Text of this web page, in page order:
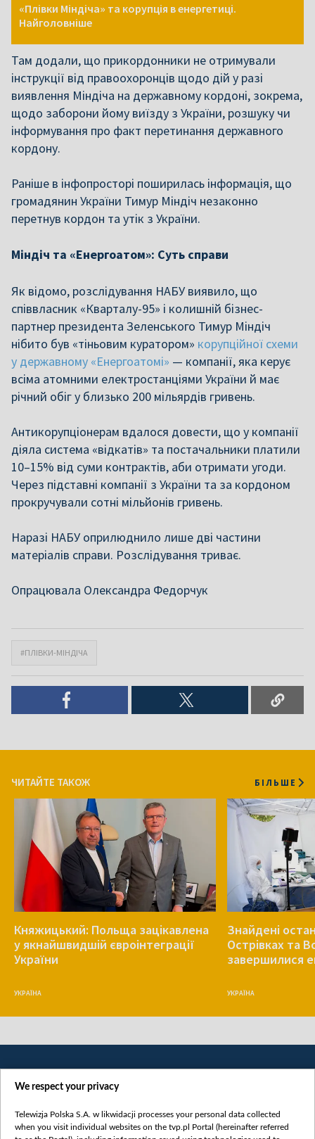
«Плівки Міндіча» та корупція в енергетиці.
Найголовніше
Там додали, що прикордонники не отримували
інструкції від правоохоронців щодо дій у разі
виявлення Міндіча на державному кордоні, зокрема,
щодо заборони йому виїзду з України, розшуку чи
інформування про факт перетинання державного
кордону.
Раніше в інфопросторі поширилась інформація, що
громадянин України Тимур Міндіч незаконно
перетнув кордон та утік з України.
Міндіч та «Енергоатом»: Суть справи
Як відомо, розслідування НАБУ виявило, що
співвласник «Кварталу-95» і колишній бізнес-
партнер президента Зеленського Тимур Міндіч
нібито був «тіньовим куратором» корупційної схеми
у державному «Енергоатомі» — компанії, яка керує
всіма атомними електростанціями України й має
річний обіг у близько 200 мільярдів гривень.
Антикорупціонерам вдалося довести, що у компанії
діяла система «відкатів» та постачальники платили
10–15% від суми контрактів, аби отримати угоди.
Через підставні компанії з України та за кордоном
прокручували сотні мільйонів гривень.
Наразі НАБУ оприлюднило лише дві частини
матеріалів справи. Розслідування триває.
Опрацювала Олександра Федорчук
#ПЛІВКИ-МІНДІЧА
ЧИТАЙТЕ ТАКОЖ БІЛЬШЕ
Княжицький: Польща зацікавлена
у якнайшвидшій євроінтеграції
України
УКРАЇНА
Знайдені
Острівках та
завершилися
УКРАЇНА
We respect your privacy
Telewizja Polska S.A. w likwidacji processes your personal data collected
when you visit individual websites on the tvp.pl Portal (hereinafter referred